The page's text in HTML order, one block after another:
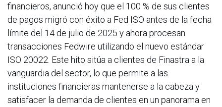
financieros, anunció hoy que el 100 % de sus clientes
de pagos migró con éxito a Fed ISO antes de la fecha
límite del 14 de julio de 2025 y ahora procesan
transacciones Fedwire utilizando el nuevo estándar
ISO 20022. Este hito sitúa a clientes de Finastra a la
vanguardia del sector, lo que permite a las
instituciones financieras mantenerse a la cabeza y
satisfacer la demanda de clientes en un panorama en